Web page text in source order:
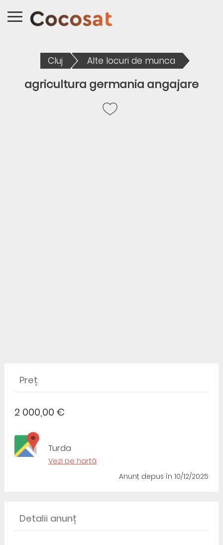
Cluj Alte locuri de munca
agricultura germania angajare
Preț
2 000,00 €
Turda
Vezi pe hartă
Anunț depusîn 10/12/2025
Detalii anunț